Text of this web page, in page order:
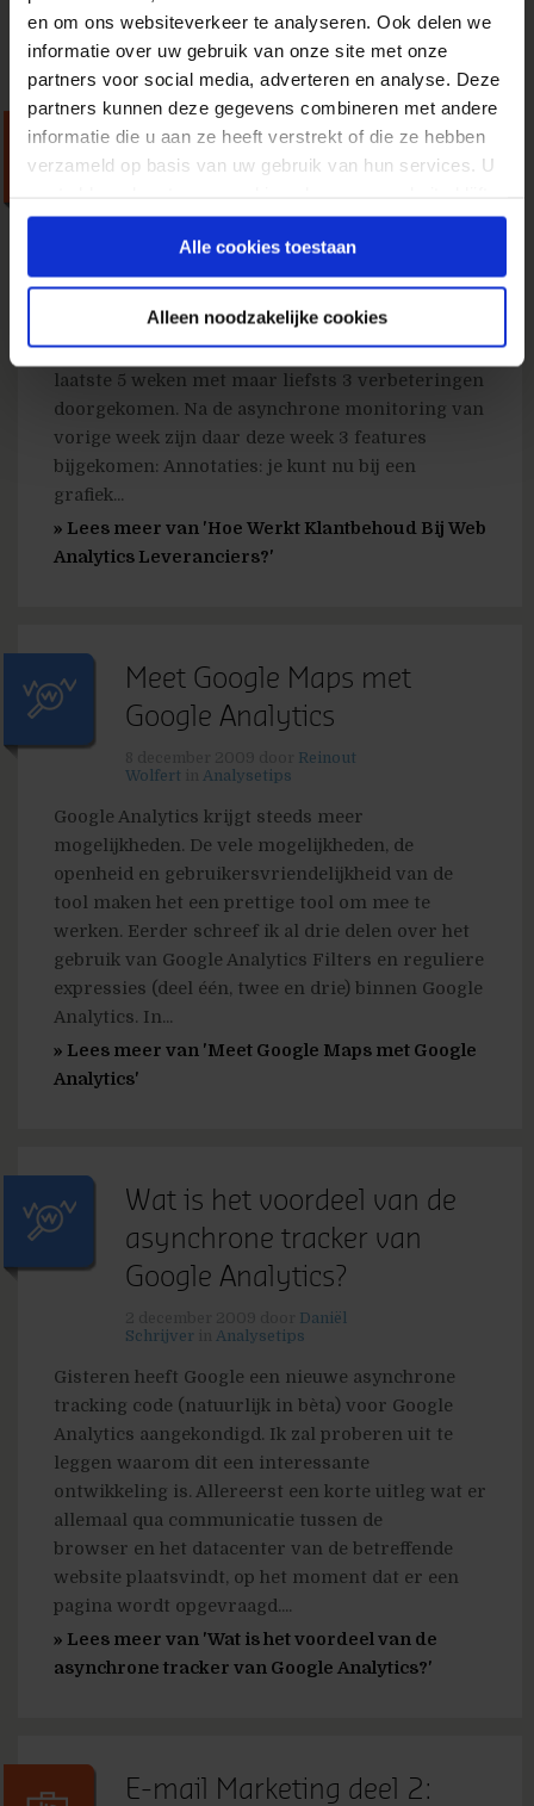
en om ons websiteverkeer te analyseren. Ook delen we
informatie over uw gebruik van onze site met onze
partners voor social media, adverteren en analyse. Deze
partners kunnen deze gegevens combineren met andere
informatie die u aan ze heeft verstrekt of die ze hebben
verzameld op basis van uw gebruik van hun services. U
gebruiken.
Alle cookies toestaan
Alleen noodzakelijke cookies
abonnee database'
Hoe Werkt Klantbehoud Bij
Web Analytics
Leveranciers?
8 december 2009doorDaniel Markus
De web analytics wereld is volop in beweging.
Vandaag niet minder dan 3 persberichten:
Google, Nedstat en Intellitracker. Google is in de
laatste 5 weken met maar liefsts 3 verbeteringen
doorgekomen. Na de asynchrone monitoring van
vorige week zijn daar deze week 3 features
bijgekomen: Annotaties: je kunt nu bij een
grafiek...
» Lees meer van 'Hoe Werkt Klantbehoud Bij Web
Analytics Leveranciers?'
Meet Google Maps met
Google Analytics
Reinout
Wolfert
Analysetips
Google Analytics krijgt steeds meer
mogelijkheden. De vele mogelijkheden, de
openheid en gebruikersvriendelijkheid van de
tool maken het een prettige tool om mee te
werken. Eerder schreef ik al drie delen over het
gebruik van Google Analytics Filters en reguliere
expressies (deel één, twee en drie) binnen Google
Analytics. In...
» Lees meer van 'Meet Google Maps met Google
Analytics'
Wat is het voordeel van de
asynchrone tracker van
Google Analytics?
Daniël
Schrijver
Analysetips
Gisteren heeft Google een nieuwe asynchrone
tracking code (natuurlijk in bèta) voor Google
Analytics aangekondigd. Ik zal proberen uit te
leggen waarom dit een interessante
ontwikkeling is. Allereerst een korte uitleg wat er
allemaal qua communicatie tussen de
browser en het datacenter van de betreffende
website plaatsvindt, op het moment dat er een
pagina wordt opgevraagd....
» Lees meer van 'Wat is het voordeel van de
asynchrone tracker van Google Analytics?'
E-mail Marketing deel 2: